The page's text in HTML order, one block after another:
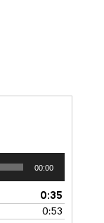
00:00
0:35
0:53